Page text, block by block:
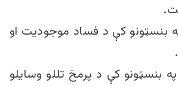
بنسټونو کې د فساد موجودیت او
بنسټونو کې د پرمخ تللو وسایلو